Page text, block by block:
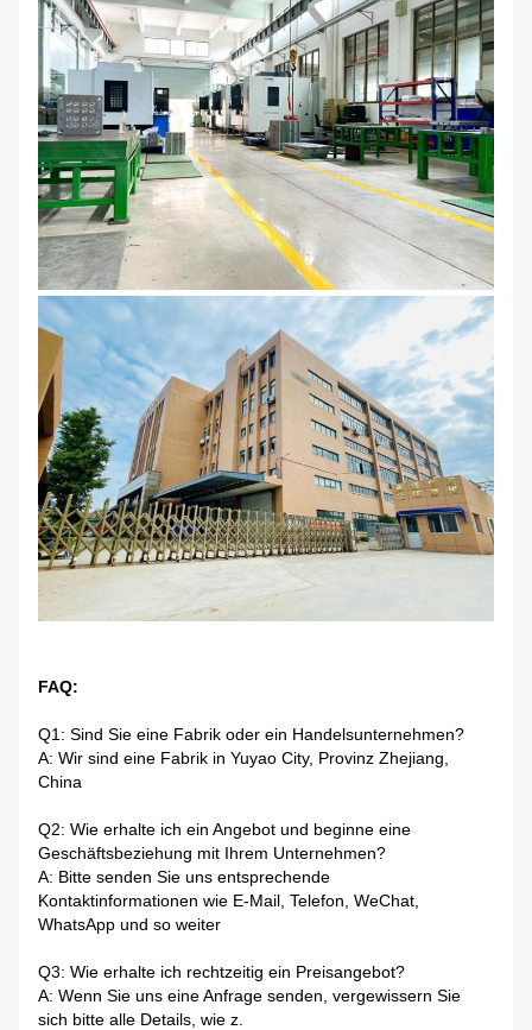
FAQ:
Q1: Sind Sie eine Fabrik oder ein Handelsunternehmen?
A: Wir sind eine Fabrik in Yuyao City, Provinz Zhejiang,
China
Q2: Wie erhalte ich ein Angebot und beginne eine
Geschäftsbeziehung mit Ihrem Unternehmen?
A: Bitte senden Sie uns entsprechende
Kontaktinformationen wie E-Mail, Telefon, WeChat,
WhatsApp und so weiter
Q3: Wie erhalte ich rechtzeitig ein Preisangebot?
A: Wenn Sie uns eine Anfrage senden, vergewissern Sie
sich bitte alle Details, wie z.